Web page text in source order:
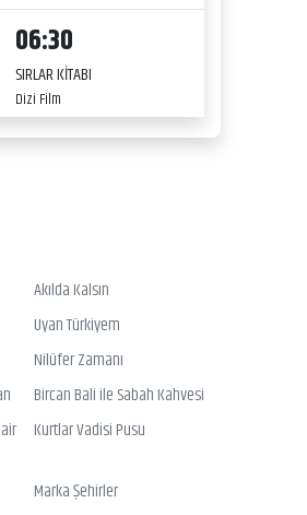
06:30
SIRLAR KİTABI
Dizi Film
Akılda Kalsın
Uyan Türkiyem
Nilüfer Zamanı
Bircan Bali ile Sabah Kahvesi
Kurtlar Vadisi Pusu
Marka Şehirler